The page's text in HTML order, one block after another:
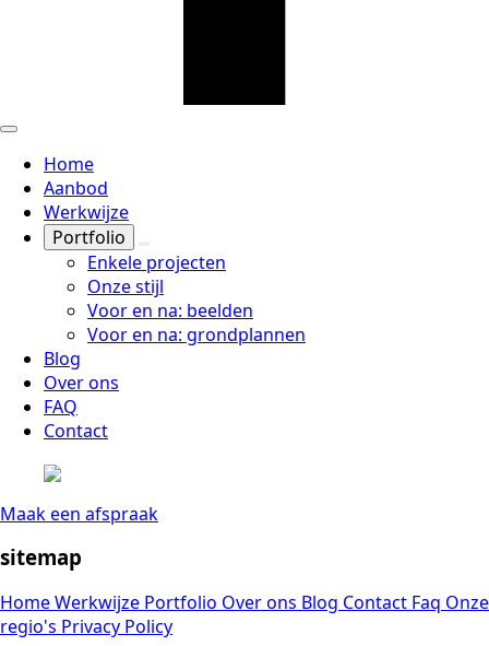
Home
Aanbod
Werkwijze
Portfolio
Enkele projecten
Onze stijl
Voor en na: beelden
Voor en na: grondplannen
Blog
Over ons
FAQ
Contact
Maak een afspraak
sitemap
HomeWerkwijze Portfolio Over ons Blog Contact Faq Onze
regio's Privacy Policy